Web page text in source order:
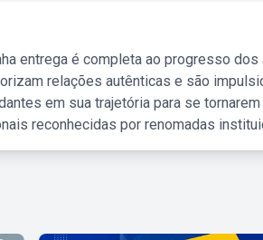
entrega é completa ao progresso
relações autênticas e são
em sua trajetória para se
reconhecidas por renomadas